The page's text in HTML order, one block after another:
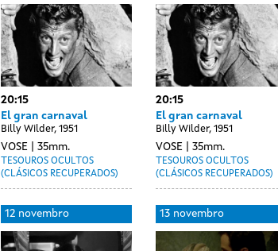
20:15
El gran carnaval
Billy Wilder, 1951
VOSE 35mm.
TESOUROS OCULTOS
(CLÁSICOS RECUPERADOS)
20:15
El gran carnaval
Billy Wilder, 1951
VOSE 35mm.
TESOUROS OCULTOS
(CLÁSICOS RECUPERADOS)
12 novembro 13 novembro